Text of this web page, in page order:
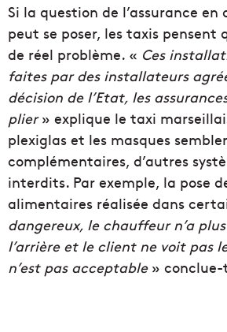
Si la question de l’assurance en
peut se poser, les taxis pensent
de réel problème. « Ces
faites par des installateurs
décision de l’Etat, les
plier» explique le taxi
plexiglas et les masques
complémentaires, d’autres
interdits. Par exemple, la pose
alimentaires réalisée dans
dangereux, le chauffeur n’a
l’arrière et le client ne voit pas
n’est pas acceptable»